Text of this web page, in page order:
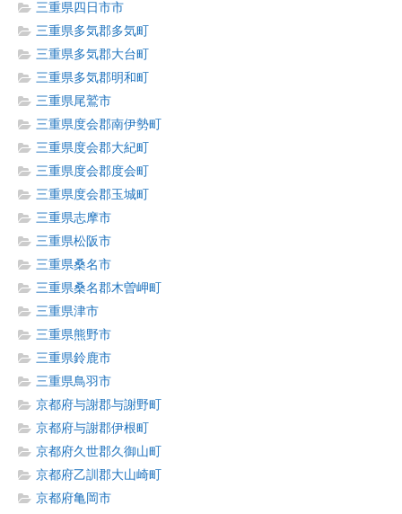
三重県四日市市
三重県多気郡多気町
三重県多気郡大台町
三重県多気郡明和町
三重県尾鷲市
三重県度会郡南伊勢町
三重県度会郡大紀町
三重県度会郡度会町
三重県度会郡玉城町
三重県志摩市
三重県松阪市
三重県桑名市
三重県桑名郡木曽岬町
三重県津市
三重県熊野市
三重県鈴鹿市
三重県鳥羽市
京都府与謝郡与謝野町
京都府与謝郡伊根町
京都府久世郡久御山町
京都府乙訓郡大山崎町
京都府亀岡市